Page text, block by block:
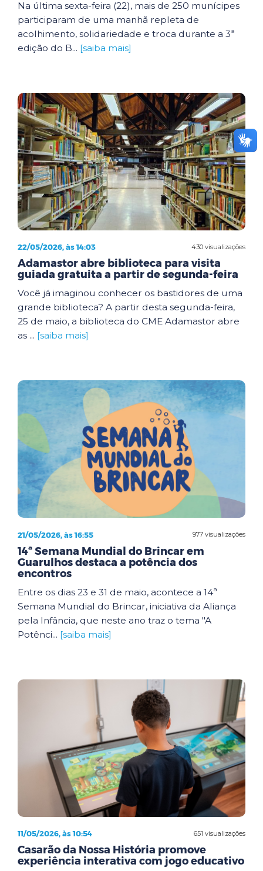
Na última sexta-feira (22), mais de 250 munícipes
participaram de uma manhã repleta de
acolhimento, solidariedade e troca durante a 3ª
edição do B... [saiba mais]
430 visualizações
22/05/2026, às 14:03
Adamastor abre biblioteca para visita
guiada gratuita a partir de segunda-feira
Você já imaginou conhecer os bastidores de uma
grande biblioteca? A partir desta segunda-feira,
25 de maio, a biblioteca do CME Adamastor abre
as ... [saiba mais]
977 visualizações
21/05/2026, às 16:55
14ª Semana Mundial do Brincar em
Guarulhos destaca a potência dos
encontros
Entre os dias 23 e 31 de maio, acontece a 14ª
Semana Mundial do Brincar, iniciativa da Aliança
pela Infância, que neste ano traz o tema "A
Potênci... [saiba mais]
651 visualizações
11/05/2026, às 10:54
Casarão da Nossa História promove
experiência interativa com jogo educativo